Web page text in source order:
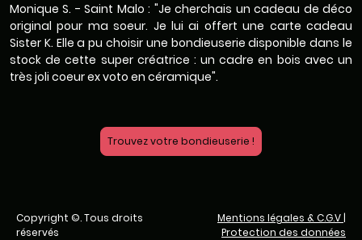
Monique S. - Saint Malo : "Je cherchais un cadeau de déco
original pour ma soeur. Je lui ai offert une carte cadeau
Sister K. Elle a pu choisir une bondieuserie disponible dans le
stock de cette super créatrice : un cadre en bois avec un
très joli coeur ex voto en céramique".
Trouvez votre bondieuserie !
Copyright ©. Tous droits
réservés
Mentions légales & C.G.V |
Protection des données